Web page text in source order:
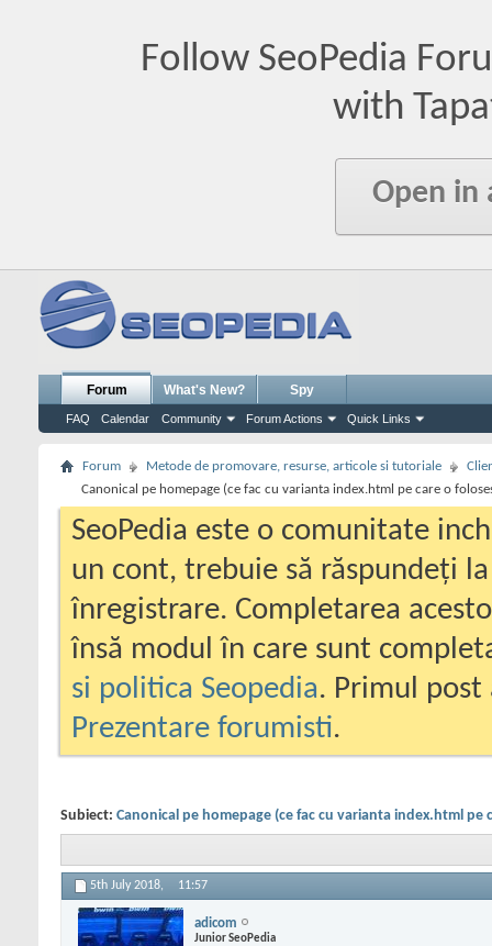
Follow SeoPedia
with
Open in
Forum
FAQ Calendar Community Forum Actions Quick Links
What's New? Spy
Forum Metode de promovare, resurse, articole si tutoriale
Canonical pe homepage (ce fac cu varianta index.html pe care o
SeoPedia este o comunitate
un cont, trebuie să răspundeți
înregistrare. Completarea
însă modul în care sunt
si politica Seopedia. Primul
Prezentare forumisti.
Subiect: Canonical pe homepage (ce fac cu varianta index.html pe
5th July 2018, 11:57
adicom
Junior SeoPedia